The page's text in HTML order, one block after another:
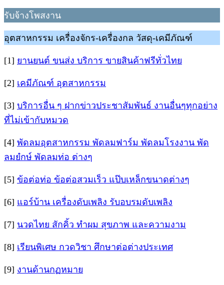
รับจ้างโพสงาน
อุตสาหกรรม เครื่องจักร-เครื่องกล วัสดุ-เคมีภัณฑ์
[1] ยานยนต์ ขนส่ง บริการ ขายสินค้าฟรีทั่วไทย
[2] เคมีภัณฑ์ อุตสาหกรรม
[3] บริการอื่น ๆ ฝากข่าวประชาสัมพันธ์ งานอื่นๆทุกอย่าง
ที่ไม่เข้ากับหมวด
[4] พัดลมอุตสาหกรรม พัดลมฟาร์ม พัดลมโรงงาน พัด
ลมยํกษ์ พัดลมท่อ ต่างๆ
[5] ข้อต่อท่อ ข้อต่อสวมเร็ว แป๊บเหล็กขนาดต่างๆ
[6] แอร์บ้าน เครื่องดับเพลิง รับอบรมดับเพลิง
[7] นวดไทย สักคิ้ว ทำผม สุขภาพ และความงาม
[8] เรียนพิเศษ กวดวิชา ศึกษาต่อต่างประเทศ
[9] งานด้านกฏหมาย